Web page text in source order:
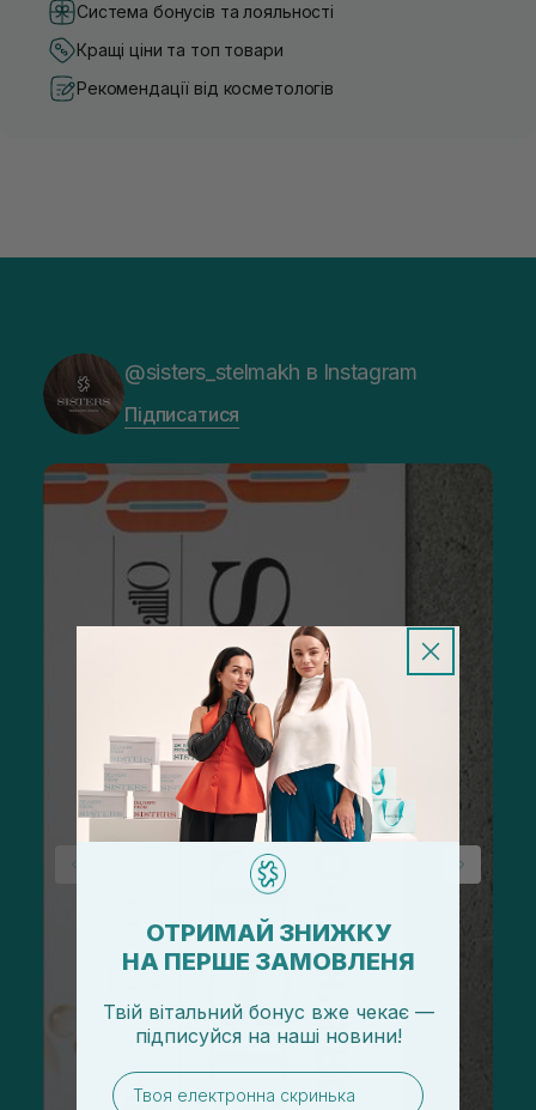
Система бонусів та лояльності
Кращі ціни та топ товари
Рекомендації від косметологів
@sisters_stelmakh в Instagram
Підписатися
ОТРИМАЙ ЗНИЖКУ
НА ПЕРШЕ ЗАМОВЛЕНЯ
Твій вітальний бонус вже чекає —
підписуйся на наші новини!
email